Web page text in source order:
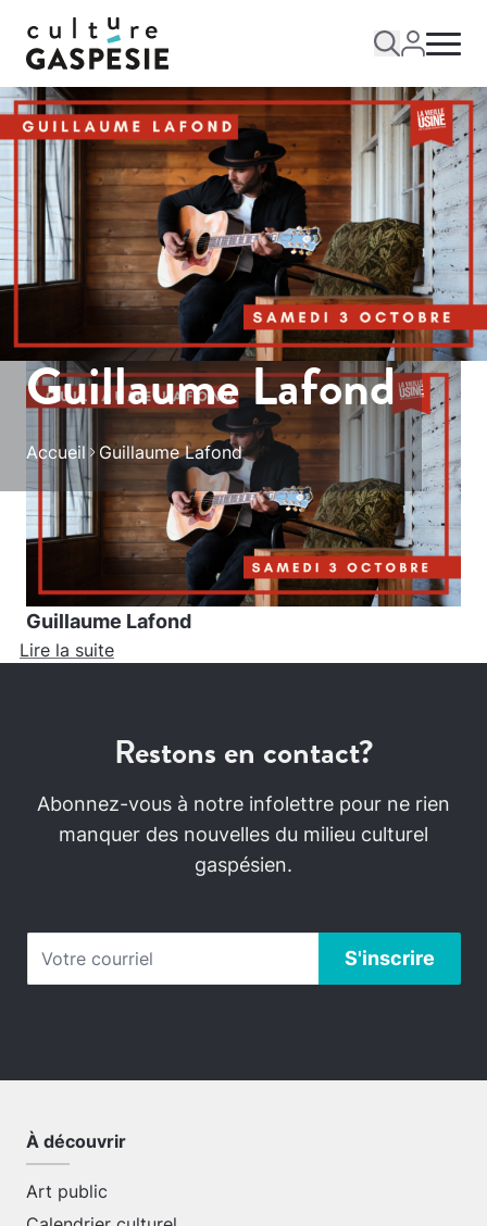
Guillaume Lafond
Accueil Guillaume Lafond
Guillaume Lafond
Lire la suite
Restons en contact?
Abonnez-vous à notre infolettre pour ne rien
manquer des nouvelles du milieu culturel
gaspésien.
À découvrir
Art public